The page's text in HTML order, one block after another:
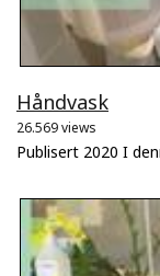
Håndvask
26.569 views
Publisert 2020 I